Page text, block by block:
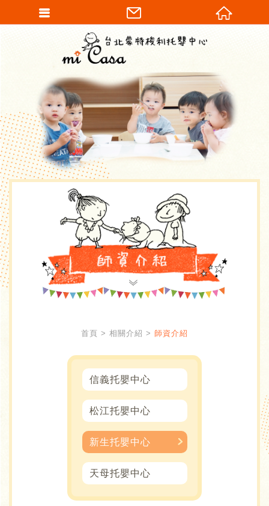
首頁 相關介紹 師資介紹
信義托嬰中心
松江托嬰中心
新生托嬰中心
天母托嬰中心